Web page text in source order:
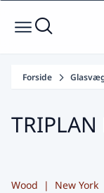
Forside
TRIPLAN
Wood | New